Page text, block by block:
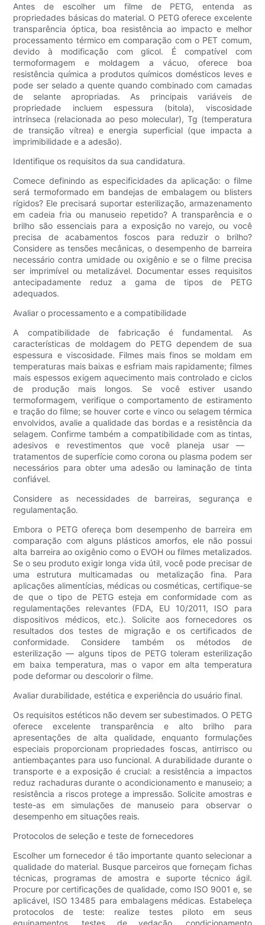
Antes de escolher um filme de PETG, entenda as
propriedades básicas do material. O PETG oferece excelente
transparência óptica, boa resistência ao impacto e melhor
processamento térmico em comparação com o PET comum,
devido à modificação com glicol. É compatível com
termoformagem e moldagem a vácuo, oferece boa
resistência química a produtos químicos domésticos leves e
pode ser selado a quente quando combinado com camadas
de selante apropriadas. As principais variáveis ​​de
propriedade incluem espessura (bitola), viscosidade
intrínseca (relacionada ao peso molecular), Tg (temperatura
de transição vítrea) e energia superficial (que impacta a
imprimibilidade e a adesão).
Identifique os requisitos da sua candidatura.
Comece definindo as especificidades da aplicação: o filme
será termoformado em bandejas de embalagem ou blisters
rígidos? Ele precisará suportar esterilização, armazenamento
em cadeia fria ou manuseio repetido? A transparência e o
brilho são essenciais para a exposição no varejo, ou você
precisa de acabamentos foscos para reduzir o brilho?
Considere as tensões mecânicas, o desempenho de barreira
necessário contra umidade ou oxigênio e se o filme precisa
ser imprimível ou metalizável. Documentar esses requisitos
antecipadamente reduz a gama de tipos de PETG
adequados.
Avaliar o processamento e a compatibilidade
A compatibilidade de fabricação é fundamental. As
características de moldagem do PETG dependem de sua
espessura e viscosidade. Filmes mais finos se moldam em
temperaturas mais baixas e esfriam mais rapidamente; filmes
mais espessos exigem aquecimento mais controlado e ciclos
de produção mais longos. Se você estiver usando
termoformagem, verifique o comportamento de estiramento
e tração do filme; se houver corte e vinco ou selagem térmica
envolvidos, avalie a qualidade das bordas e a resistência da
selagem. Confirme também a compatibilidade com as tintas,
adesivos e revestimentos que você planeja usar — ​​
tratamentos de superfície como corona ou plasma podem ser
necessários para obter uma adesão ou laminação de tinta
confiável.
Considere as necessidades de barreiras, segurança e
regulamentação.
Embora o PETG ofereça bom desempenho de barreira em
comparação com alguns plásticos amorfos, ele não possui
alta barreira ao oxigênio como o EVOH ou filmes metalizados.
Se o seu produto exigir longa vida útil, você pode precisar de
uma estrutura multicamadas ou metalização fina. Para
aplicações alimentícias, médicas ou cosméticas, certifique-se
de que o tipo de PETG esteja em conformidade com as
regulamentações relevantes (FDA, EU 10/2011, ISO para
dispositivos médicos, etc.). Solicite aos fornecedores os
resultados dos testes de migração e os certificados de
conformidade. Considere também os métodos de
esterilização — alguns tipos de PETG toleram esterilização
em baixa temperatura, mas o vapor em alta temperatura
pode deformar ou descolorir o filme.
Avaliar durabilidade, estética e experiência do usuário final.
Os requisitos estéticos não devem ser subestimados. O PETG
oferece excelente transparência e alto brilho para
apresentações de alta qualidade, enquanto formulações
especiais proporcionam propriedades foscas, antirrisco ou
antiembaçantes para uso funcional. A durabilidade durante o
transporte e a exposição é crucial: a resistência a impactos
reduz rachaduras durante o acondicionamento e manuseio; a
resistência a riscos protege a impressão. Solicite amostras e
teste-as em simulações de manuseio para observar o
desempenho em situações reais.
Protocolos de seleção e teste de fornecedores
Escolher um fornecedor é tão importante quanto selecionar a
qualidade do material. Busque parceiros que forneçam fichas
técnicas, programas de amostra e suporte técnico ágil.
Procure por certificações de qualidade, como ISO 9001 e, se
aplicável, ISO 13485 para embalagens médicas. Estabeleça
protocolos de teste: realize testes piloto em seus
equipamentos, testes de vedação, condicionamento